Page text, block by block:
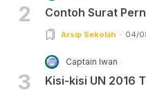
2 Contoh Surat
Arsip Sekolah 04/
3
Captain Iwan
Kisi-kisi UN 2016